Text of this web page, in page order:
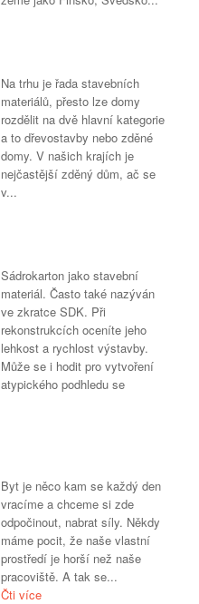
Na trhu je řada stavebních
materiálů, přesto lze domy
rozdělit na dvě hlavní kategorie
a to dřevostavby nebo zděné
domy. V našich krajích je
nejčastější zděný dům, ač se
v...
Sádrokarton jako stavební
materiál. Často také nazýván
ve zkratce SDK. Při
rekonstrukcích oceníte jeho
lehkost a rychlost výstavby.
Může se i hodit pro vytvoření
atypického podhledu se
Byt je něco kam se každý den
vracíme a chceme si zde
odpočinout, nabrat síly. Někdy
máme pocit, že naše vlastní
prostředí je horší než naše
pracoviště. A tak se...
Čti více